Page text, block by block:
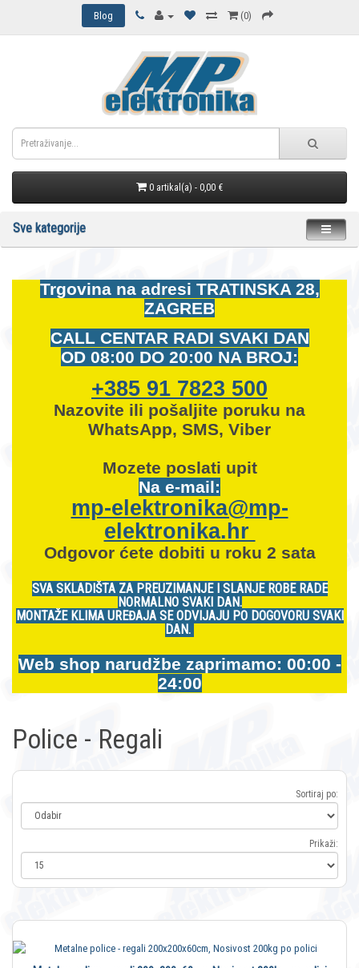
Blog (0)
0 artikal(a) - 0,00 €
Sve kategorije
Trgovina na adresi TRATINSKA 28,
ZAGREB
CALL CENTAR RADI SVAKI DAN
OD 08:00 DO 20:00 NA BROJ:
+385 91 7823 500
Nazovite ili pošaljite poruku na
WhatsApp, SMS, Viber
Mozete poslati upit
Na e-mail:
mp-elektronika@mp-
elektronika.hr
Odgovor ćete dobiti u roku 2 sata
SVA SKLADIŠTA ZA PREUZIMANJE I SLANJE ROBE RADE
NORMALNO SVAKI DAN.
MONTAŽE KLIMA UREĐAJA SE ODVIJAJU PO DOGOVORU SVAKI
DAN.
Web shop narudžbe zaprimamo: 00:00 -
24:00
Police - Regali
Sortiraj po:
Prikaži: